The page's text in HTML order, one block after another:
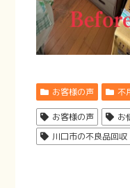
お客様の声 不
お客様の声 お
川口市の不良品回収